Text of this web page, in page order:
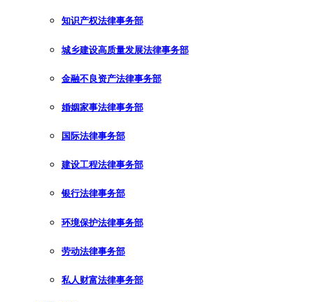
知识产权法律事务部
城乡建设高质量发展法律事务部
金融不良资产法律事务部
婚姻家事法律事务部
国际法律事务部
建设工程法律事务部
银行法律事务部
环境保护法律事务部
劳动法律事务部
私人财富法律事务部